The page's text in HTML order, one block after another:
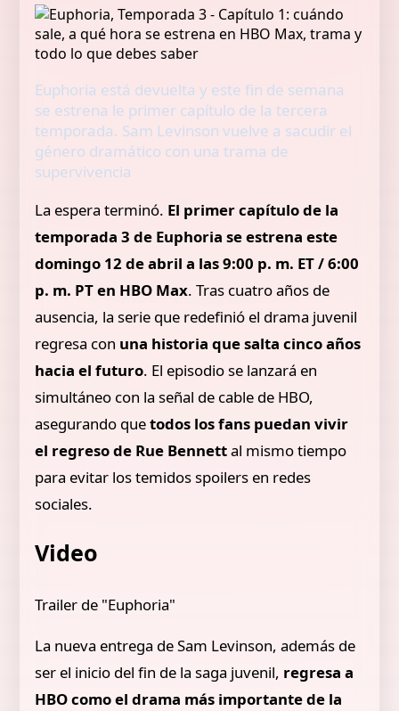
Euphoria está devuelta y este fin de semana
se estrena le primer capítulo de la tercera
temporada. Sam Levinson vuelve a sacudir el
género dramático con una trama de
supervivencia
La espera terminó. El primer capítulo de la
temporada 3 de Euphoria se estrena este
domingo 12 de abril a las 9:00 p. m. ET / 6:00
p. m. PT en HBO Max. Tras cuatro años de
ausencia, la serie que redefinió el drama juvenil
regresa con una historia que salta cinco años
hacia el futuro. El episodio se lanzará en
simultáneo con la señal de cable de HBO,
asegurando quetodos los fans puedan vivir
el regreso de Rue Bennettal mismo tiempo
para evitar los temidos spoilers en redes
sociales.
Video
Trailer de "Euphoria"
La nueva entrega de Sam Levinson, además de
ser el inicio del fin de la saga juvenil, regresa a
HBO como el drama más importante de la